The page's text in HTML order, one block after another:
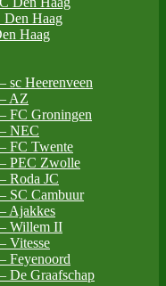
Den Haag
Haag
sc Heerenveen
AZ
FC Groningen
NEC
FC Twente
PEC Zwolle
Roda JC
SC Cambuur
Ajakkes
Willem II
Vitesse
Feyenoord
De Graafschap